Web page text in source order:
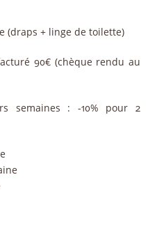
(draps + linge de toilette)
90€ (chèque rendu au
semaines : -10% pour 2